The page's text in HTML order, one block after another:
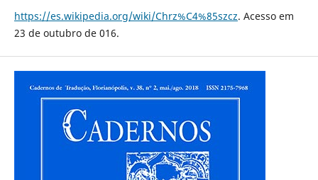
https://es.wikipedia.org/wiki/Chrz%C4%85szcz. Acesso em
23 de outubro de 016.